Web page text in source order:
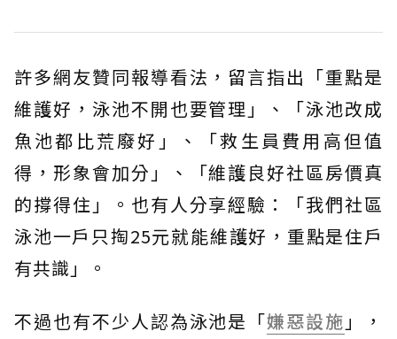
許多網友贊同報導看法，留言指出「重點是
維護好，泳池不開也要管理」、「泳池改成
魚池都比荒廢好」、「救生員費用高但值
得，形象會加分」、「維護良好社區房價真
的撐得住」。也有人分享經驗：「我們社區
泳池一戶只掏25元就能維護好，重點是住戶
有共識」。
不過也有不少人認為泳池是「嫌惡設施 」，